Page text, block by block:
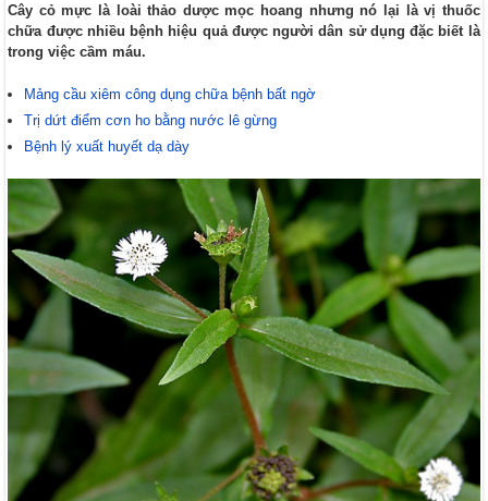
Cây cỏ mực là loài thảo dược mọc hoang nhưng nó lại là vị thuốc
chữa được nhiều bệnh hiệu quả được người dân sử dụng đặc biết là
trong việc cầm máu.
Mảng cầu xiêm công dụng chữa bệnh bất ngờ
Trị dứt điểm cơn ho bằng nước lê gừng
Bệnh lý xuất huyết dạ dày